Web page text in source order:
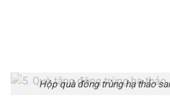
Hộp quà đông trùng hạ thảo